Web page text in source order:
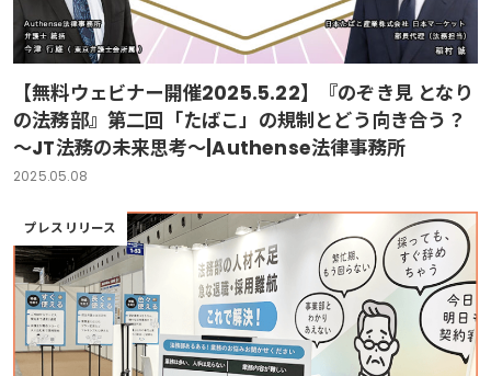
【無料ウェビナー開催2025.5.22】『のぞき見 となり
の法務部』第二回「たばこ」の規制とどう向き合う？
～JT法務の未来思考～|Authense法律事務所
2025.05.08
プレスリリース